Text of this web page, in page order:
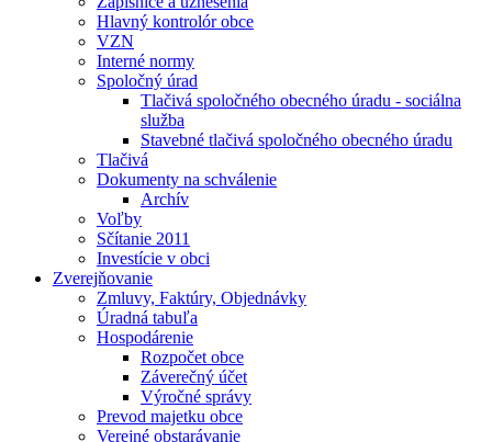
Hlavný kontrolór obce
VZN
Interné normy
Spoločný úrad
Tlačivá spoločného obecného úradu - sociálna
služba
Stavebné tlačivá spoločného obecného úradu
Tlačivá
Dokumenty na schválenie
Archív
Voľby
Sčítanie 2011
Investície v obci
Zverejňovanie
Zmluvy, Faktúry, Objednávky
Úradná tabuľa
Hospodárenie
Rozpočet obce
Záverečný účet
Výročné správy
Prevod majetku obce
Verejné obstarávanie